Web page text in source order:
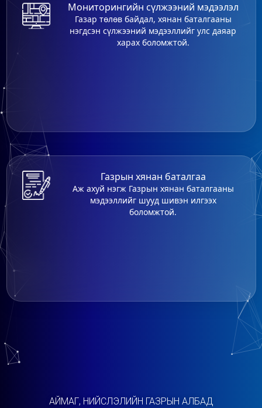
Мониторингийн сүлжээний мэдээлэл
Газар төлөв байдал, хянан баталгааны
нэгдсэн сүлжээний мэдээллийг улс даяар
харах боломжтой.
Газрын хянан баталгаа
Аж ахуй нэгж Газрын хянан баталгааны
мэдээллийг шууд шивэн илгээх
боломжтой.
АЙМАГ, НИЙСЛЭЛИЙН ГАЗРЫН АЛБАД